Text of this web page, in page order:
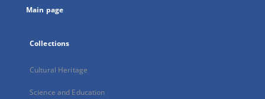
Main page
Collections
Cultural Heritage
Science and Education